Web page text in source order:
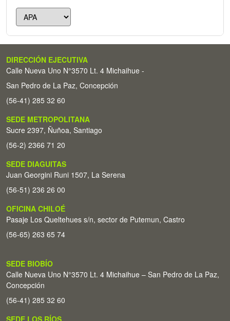
DIRECCIÓN EJECUTIVA
Calle Nueva Uno N°3570 Lt. 4 Michaihue -
San Pedro de La Paz, Concepción
(56-41) 285 32 60
SEDE METROPOLITANA
Sucre 2397, Ñuñoa, Santiago
(56-2) 2366 71 20
SEDE DIAGUITAS
Juan Georgini Runi 1507, La Serena
(56-51) 236 26 00
OFICINA CHILOÉ
Pasaje Los Queltehues s/n, sector de Putemun, Castro
(56-65) 263 65 74
SEDE BIOBÍO
Calle Nueva Uno N°3570 Lt. 4 Michaihue – San Pedro de La Paz,
Concepción
(56-41) 285 32 60
SEDE LOS RÍOS